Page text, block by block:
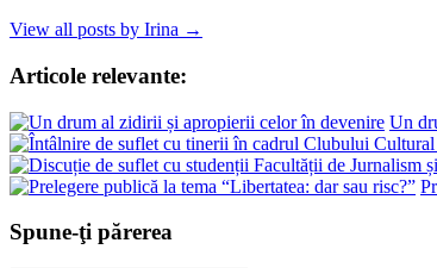
View all posts by Irina →
Articole relevante:
Un
Spune-ţi părerea